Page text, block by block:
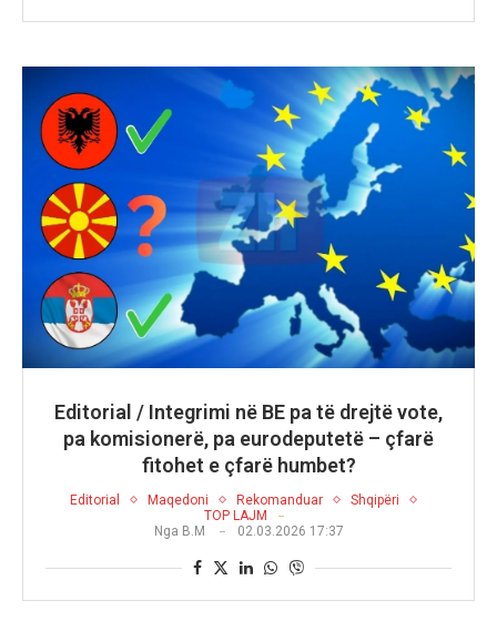
Editorial / Integrimi në BE pa të drejtë vote,
pa komisionerë, pa eurodeputetë – çfarë
fitohet e çfarë humbet?
Editorial Maqedoni Rekomanduar
Shqipëri
TOP LAJM
Nga B.M 02.03.2026 17:37